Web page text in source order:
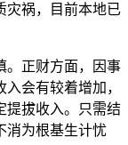
灾祸，目前本地已
正财方面，因事
会有较着增加，
提拔收入。只需结
消为根基生计忧